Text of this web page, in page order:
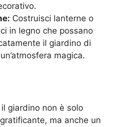
Costruisci lanterne o
in legno che possano
il giardino di
magica.
giardino non è solo
ma anche un